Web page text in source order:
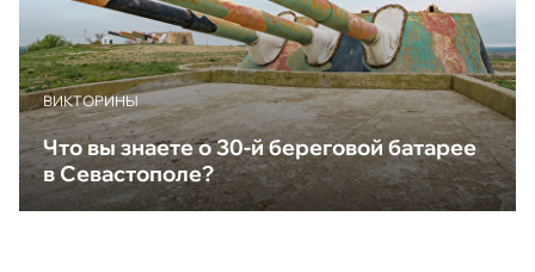
ВИКТОРИНЫ
Что вы знаете о 30-й береговой батарее
в Севастополе?